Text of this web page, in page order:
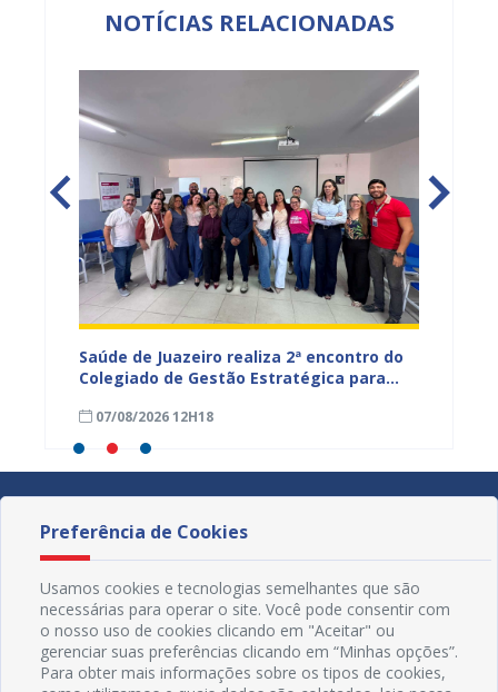
NOTÍCIAS RELACIONADAS
Saúde de Juazeiro realiza 2ª encontro do
Colegiado de Gestão Estratégica para
monitoramento do SUS
07/08/2026 12H18
Preferência de Cookies
Usamos cookies e tecnologias semelhantes que são
necessárias para operar o site. Você pode consentir com
o nosso uso de cookies clicando em "Aceitar" ou
gerenciar suas preferências clicando em “Minhas opções”.
Para obter mais informações sobre os tipos de cookies,